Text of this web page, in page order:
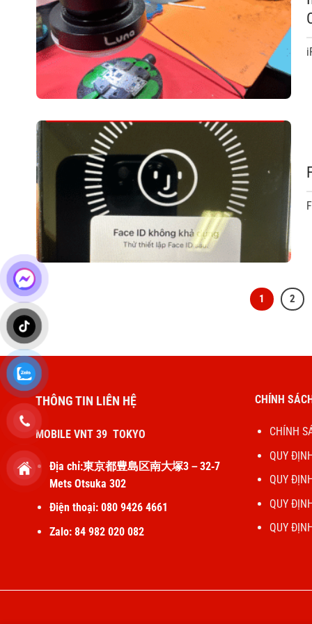
1 2
THÔNG TIN LIÊN HỆ
MOBILE VNT 39 TOKYO
Địa chỉ:東京都豊島区南大塚3－32‐7
Mets Otsuka 302
Điện thoại: 080 9426 4661
Zalo: 84 982 020 082
CHÍNH
CHÍNH
QUY
QUY
QUY
QUY